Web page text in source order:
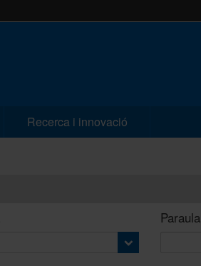
Recerca i innovació